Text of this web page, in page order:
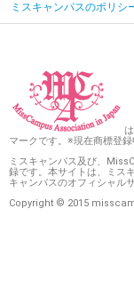
ミスキャンパスのポリシ
マークです。※現在商標登録
ミスキャンパス及び、
録です。本サイトは、ミス
キャンパスのオフィシャル
Copyright © 2015